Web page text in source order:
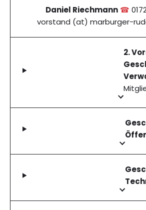
Daniel Riechmann ☎
vorstand (at) marburger-
2.